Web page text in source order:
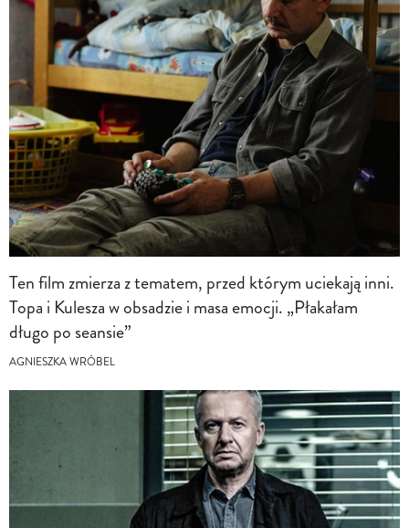
Ten film zmierza z tematem, przed którym uciekają inni.
Topa i Kulesza w obsadzie i masa emocji. „Płakałam
długo po seansie”
AGNIESZKA WRÓBEL